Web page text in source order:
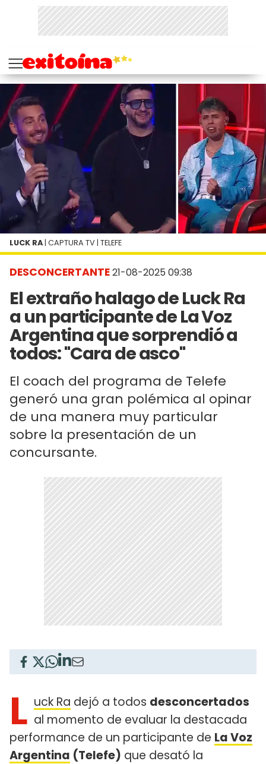
DESCONCERTANTE21-08-2025 09:38
El extraño halago de Luck Ra
a un participante de La Voz
Argentina que sorprendió a
todos: "Cara de asco"
El coach del programa de Telefe
generó una gran polémica al opinar
de una manera muy particular
sobre la presentación de un
concursante.
LUCK RA | CAPTURA TV | TELEFE
L uck Ra dejó a todos desconcertados
al momento de evaluar la destacada
performance de un participante de La Voz
Argentina (Telefe) que desató la